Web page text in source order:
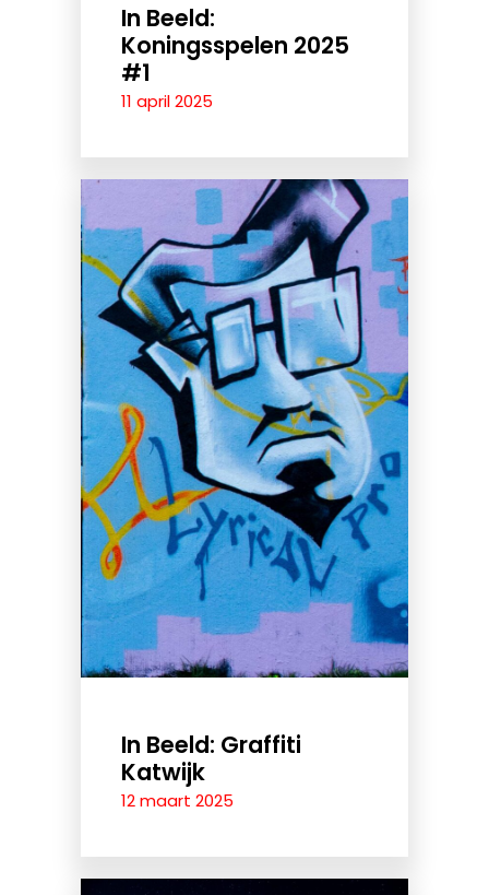
In Beeld:
Koningsspelen 2025
#1
11 april 2025
In Beeld: Graffiti
Katwijk
12 maart 2025